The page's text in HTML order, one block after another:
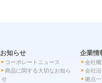
お知らせ
コーポレートニュース
商品に関する大切なお知ら
せ
企業情
会社
会社
拠点